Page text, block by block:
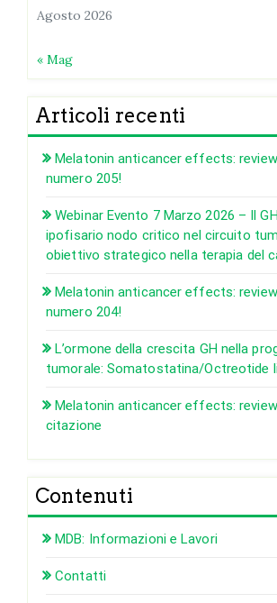
Agosto 2026
« Mag
Articoli recenti
Melatonin anticancer effects:
numero 205!
Webinar Evento 7 Marzo 2026 – Il
ipofisario nodo critico nel circuito
obiettivo strategico nella terapia del
Melatonin anticancer effects:
numero 204!
L’ormone della crescita GH nella
tumorale: Somatostatina/Octreotide
Melatonin anticancer effects:
citazione
Contenuti
MDB: Informazioni e Lavori
Contatti